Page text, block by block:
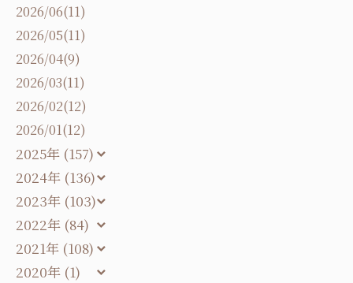
2026/06(11)
2026/05(11)
2026/04(9)
2026/03(11)
2026/02(12)
2026/01(12)
2025年 (157)
2024年 (136)
2023年 (103)
2022年 (84)
2021年 (108)
2020年 (1)